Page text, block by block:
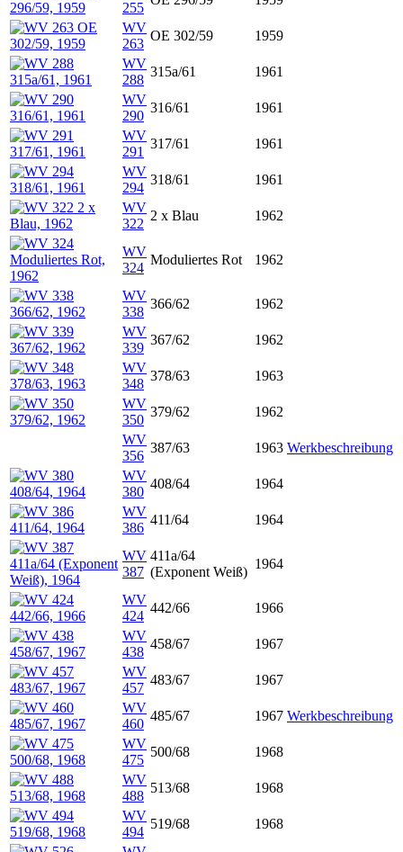
255
WV
263
OE 302/59
1959
WV
288
315a/61
1961
WV
290
316/61
1961
WV
291
317/61
1961
WV
294
318/61
1961
WV
322
2 x Blau 1962
WV
324
Moduliertes Rot 1962
WV
338
366/62
1962
WV
339
367/62
1962
WV
348
378/63
1963
WV
350
379/62
1962
WV
356
387/63 1963 Werkbeschreibung
WV
380
408/64
1964
WV
386
411/64 1964
WV
387
411a/64
(Exponent Weiß)
1964
WV
424
442/66
1966
WV
438
458/67
1967
WV
457
483/67
1967
WV
460
485/67 1967 Werkbeschreibung
WV
475
500/68
1968
WV
488
513/68
1968
WV
494
519/68
1968